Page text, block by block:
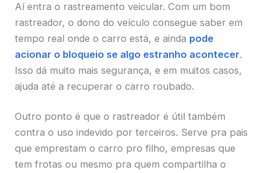
Aí entra o rastreamento veicular. Com um bom
rastreador, o dono do veículo consegue saber em
tempo real onde o carro está, e ainda pode
acionar o bloqueio se algo estranho acontecer.
Isso dá muito mais segurança, e em muitos casos,
ajuda até a recuperar o carro roubado.
Outro ponto é que o rastreador é útil também
contra o uso indevido por terceiros. Serve pra pais
que emprestam o carro pro filho, empresas que
tem frotas ou mesmo pra quem compartilha o